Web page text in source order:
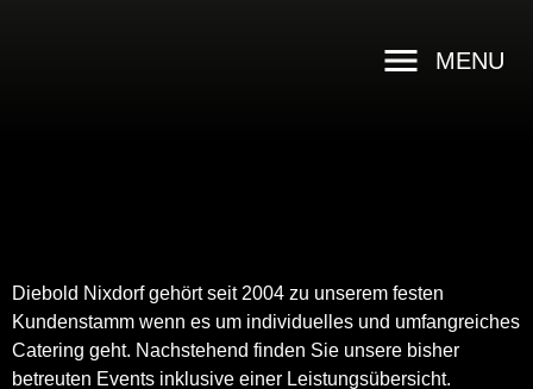
MENU
Diebold Nixdorf gehört seit 2004 zu unserem festen
Kundenstamm wenn es um individuelles und umfangreiches
Catering geht. Nachstehend finden Sie unsere bisher
betreuten Events inklusive einer Leistungsübersicht.